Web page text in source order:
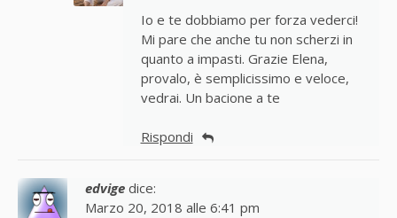
Io e te dobbiamo per forza vederci!
Mi pare che anche tu non scherzi in
quanto a impasti. Grazie Elena,
provalo, è semplicissimo e veloce,
vedrai. Un bacione a te
Rispondi
edvige dice:
Marzo 20, 2018 alle 6:41 pm